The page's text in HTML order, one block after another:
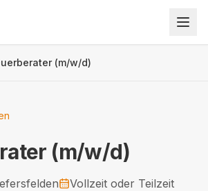
(m/w/d)
(m/w/d)
Vollzeit oder Teilzeit